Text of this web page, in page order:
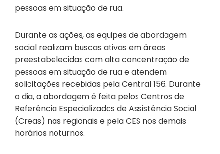
pessoas em situação de rua.
Durante as ações, as equipes de abordagem
social realizam buscas ativas em áreas
preestabelecidas com alta concentração de
pessoas em situação de rua e atendem
solicitações recebidas pela Central 156. Durante
o dia, a abordagem é feita pelos Centros de
Referência Especializados de Assistência Social
(Creas) nas regionais e pela CES nos demais
horários noturnos.